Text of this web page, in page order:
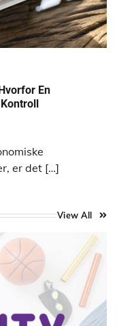
En
er det […]
View All